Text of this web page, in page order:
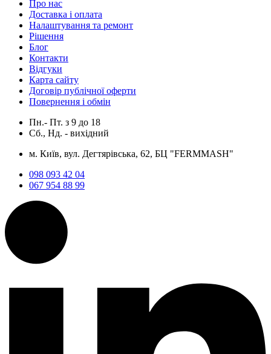
Про нас
Доставка і оплата
Налаштування та ремонт
Рішення
Блог
Контакти
Відгуки
Карта сайту
Договір публічної оферти
Повернення і обмін
Пн.- Пт. з 9 до 18
Сб., Нд. - вихідний
м. Київ, вул. Дегтярівська, 62, БЦ "FERMMASH"
098 093 42 04
067 954 88 99